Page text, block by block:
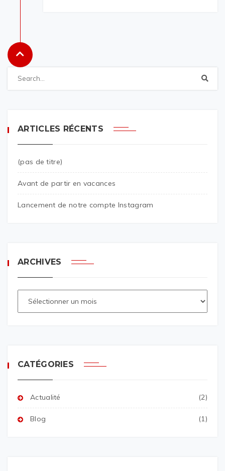
ARTICLES RÉCENTS
(pas de titre)
Avant de partir en vacances
Lancement de notre compte Instagram
ARCHIVES
CATÉGORIES
Actualité (2)
Blog (1)